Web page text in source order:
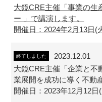
大鏡CRE主催「事業の生
ー 」で講演します。
開催日：2024年2月13日(
終了しました
2023.12.01
大鏡CRE主催「企業と不
業展開を成功に導く不動
開催日：2023年12月12日